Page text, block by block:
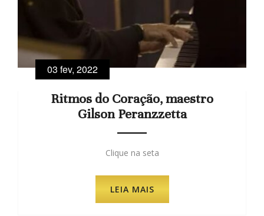
03 fev, 2022
Ritmos do Coração, maestro
Gilson Peranzzetta
Clique na seta
LEIA MAIS